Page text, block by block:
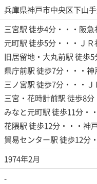
兵庫県神戸市中央区下山
三宮駅徒歩4分・・・阪急
元町駅徒歩5分・・・ＪＲ
旧居留地・大丸前駅徒歩5
県庁前駅徒歩7分・・・
三ノ宮駅徒歩7分・・・Ｊ
三宮・花時計前駅徒歩8分
みなと元町駅徒歩11分・
花隈駅徒歩12分・・・神
貿易センター駅徒歩12分
1974年2月
-